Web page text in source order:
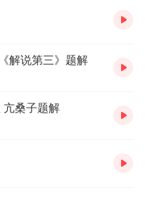
解说第三》题解
亢桑子题解